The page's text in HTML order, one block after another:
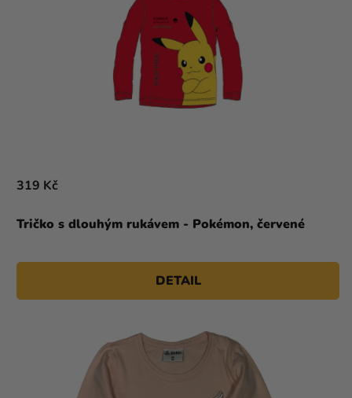
Tričko s dlouhým rukávem - Pokémon, červené
319 Kč
DETAIL